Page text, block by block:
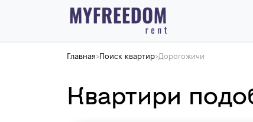
Главная>Поиск квартир>Дорогожичи
Квартири